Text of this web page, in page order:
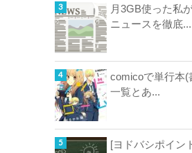
月3GB使った私
ニュースを徹底...
comicoで単行本(
一覧とあ...
[ヨドバシポイン